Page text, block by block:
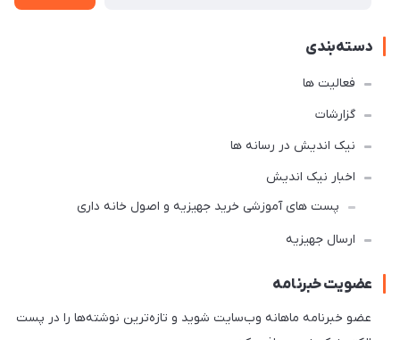
دسته‌بندی
فعالیت ها
گزارشات
نیک اندیش در رسانه ها
اخبار نیک اندیش
پست های آموزشی خرید جهیزیه و اصول خانه داری
ارسال جهیزیه
عضویت خبرنامه
عضو خبرنامه ماهانه وب‌سایت شوید و تازه‌ترین نوشته‌ها را در پست